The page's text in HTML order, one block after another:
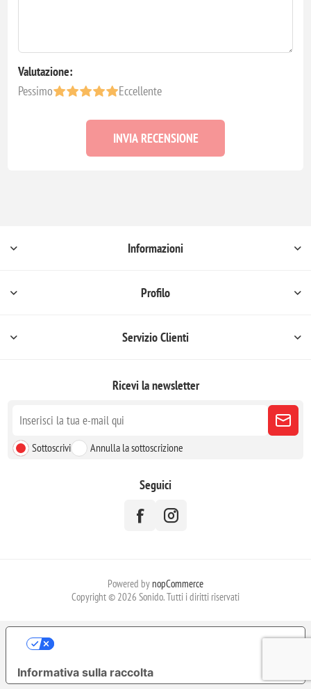
Valutazione:
Pessimo
Eccellente
INVIA RECENSIONE
Informazioni
Profilo
Servizio Clienti
Ricevi la newsletter
Sottoscrivi Annulla la sottoscrizione
Seguici
Powered by nopCommerce
Copyright © 2026 Sonido. Tutti i diritti riservati
Informativa sulla raccolta
LE TUE PREFERENZE RELATIVE ALLA